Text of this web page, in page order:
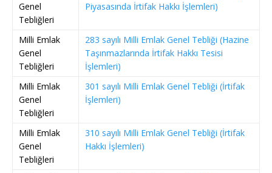
Genel
Tebliğleri
Piyasasında İrtifak Hakkı İşlemleri)
Milli Emlak
Genel
Tebliğleri
283 sayılı Milli Emlak Genel Tebliği (Hazine
Taşınmazlarında İrtifak Hakkı Tesisi
İşlemleri)
Milli Emlak
Genel
Tebliğleri
301 sayılı Milli Emlak Genel Tebliği (İrtifak
İşlemleri)
Milli Emlak
Genel
Tebliğleri
310 sayılı Milli Emlak Genel Tebliği (İrtifak
Hakkı İşlemleri)